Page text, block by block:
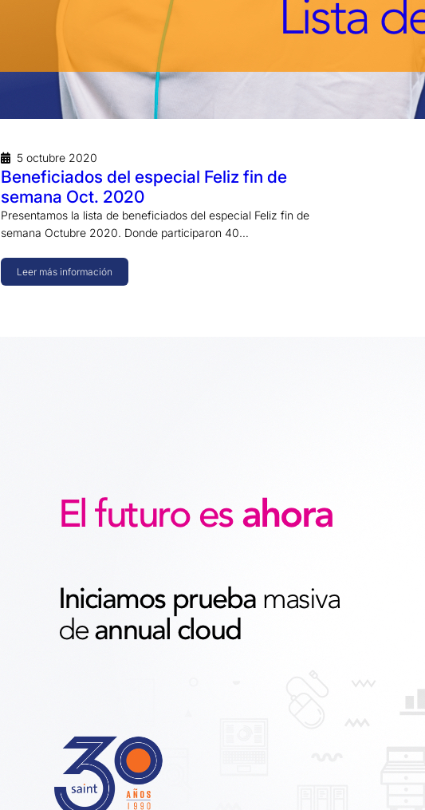
5 octubre 2020
Beneficiados del especial Feliz fin de
semana Oct. 2020
Presentamos la lista de beneficiados del especial Feliz fin de
semana Octubre 2020. Donde participaron 40…
Leer más información